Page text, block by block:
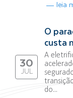
leia
30
JUL
O
custa
A
do...